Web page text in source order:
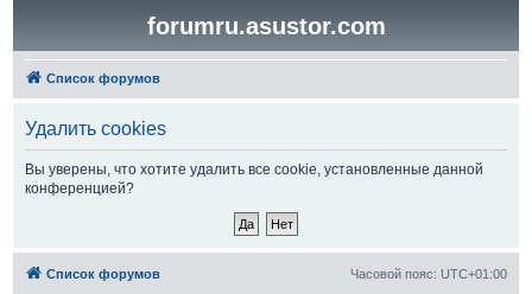
forumru.asustor.com
Список форумов
Удалить cookies
Вы уверены, что хотите удалить все cookie, установленные данной
конференцией?
Список форумов Часовой пояс: UTC+01:00